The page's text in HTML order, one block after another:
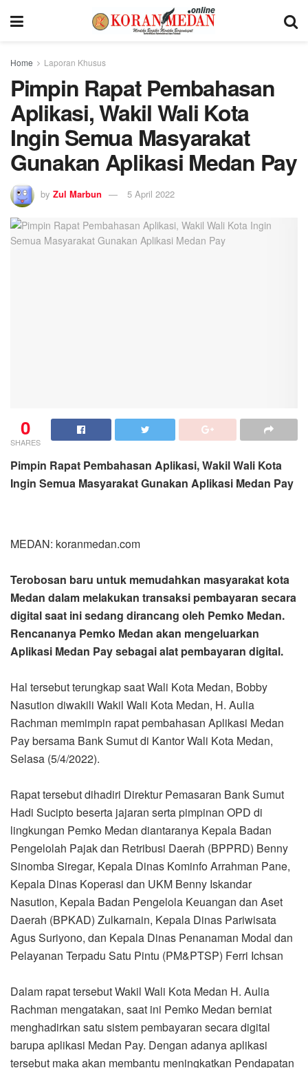
Home Laporan Khusus
Pimpin Rapat Pembahasan
Aplikasi, Wakil Wali Kota
Ingin Semua Masyarakat
Gunakan Aplikasi Medan Pay
by Zul Marbun 5 April 2022
0
SHARES
Pimpin Rapat Pembahasan Aplikasi, Wakil Wali Kota
Ingin Semua Masyarakat Gunakan Aplikasi Medan Pay
MEDAN: koranmedan.com
Terobosan baru untuk memudahkan masyarakat kota
Medan dalam melakukan transaksi pembayaran secara
digital saat ini sedang dirancang oleh Pemko Medan.
Rencananya Pemko Medan akan mengeluarkan
Aplikasi Medan Pay sebagai alat pembayaran digital.
Hal tersebut terungkap saat Wali Kota Medan, Bobby
Nasution diwakili Wakil Wali Kota Medan, H. Aulia
Rachman memimpin rapat pembahasan Aplikasi Medan
Pay bersama Bank Sumut di Kantor Wali Kota Medan,
Selasa (5/4/2022).
Rapat tersebut dihadiri Direktur Pemasaran Bank Sumut
Hadi Sucipto beserta jajaran serta pimpinan OPD di
lingkungan Pemko Medan diantaranya Kepala Badan
Pengelolah Pajak dan Retribusi Daerah (BPPRD) Benny
Sinomba Siregar, Kepala Dinas Kominfo Arrahman Pane,
Kepala Dinas Koperasi dan UKM Benny Iskandar
Nasution, Kepala Badan Pengelola Keuangan dan Aset
Daerah (BPKAD) Zulkarnain, Kepala Dinas Pariwisata
Agus Suriyono, dan Kepala Dinas Penanaman Modal dan
Pelayanan Terpadu Satu Pintu (PM&PTSP) Ferri Ichsan
Dalam rapat tersebut Wakil Wali Kota Medan H. Aulia
Rachman mengatakan, saat ini Pemko Medan berniat
menghadirkan satu sistem pembayaran secara digital
barupa aplikasi Medan Pay. Dengan adanya aplikasi
tersebut maka akan membantu meningkatkan Pendapatan